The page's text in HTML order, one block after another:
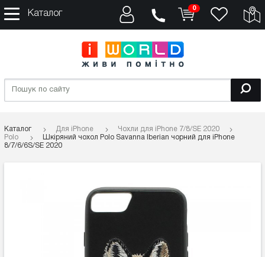
Каталог
0
Каталог Для iPhone
Чохли для iPhone 7/8/SE 2020
Polo
Шкіряний чохол Polo Savanna lberian чорний для iPhone
8/7/6/6S/SE 2020